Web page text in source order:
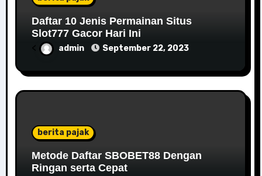
Daftar 10 Jenis Permainan Situs
Slot777 Gacor Hari Ini
< admin September 22, 2023
berita pajak
Metode Daftar SBOBET88 Dengan
Ringan serta Cepat